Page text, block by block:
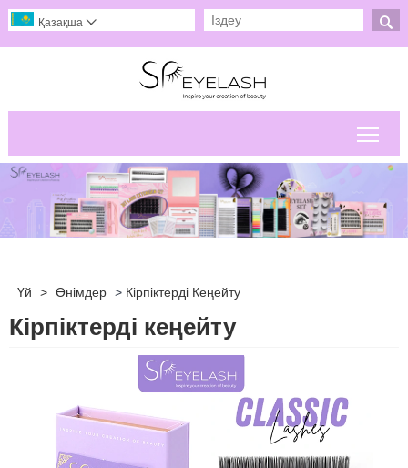

Қазақша 
Үй > Өнімдер > Кірпіктерді Кеңейту
Кірпіктерді кеңейту